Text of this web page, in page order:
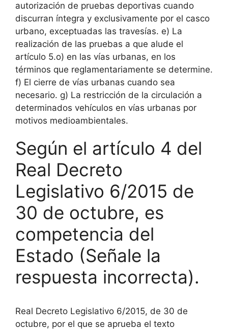
autorización de pruebas deportivas cuando
discurran íntegra y exclusivamente por el casco
urbano, exceptuadas las travesías. e) La
realización de las pruebas a que alude el
artículo 5.o) en las vías urbanas, en los
términos que reglamentariamente se determine.
f) El cierre de vías urbanas cuando sea
necesario. g) La restricción de la circulación a
determinados vehículos en vías urbanas por
motivos medioambientales.
Según el artículo 4 del
Real Decreto
Legislativo 6/2015 de
30 de octubre, es
competencia del
Estado (Señale la
respuesta incorrecta).
Real Decreto Legislativo 6/2015, de 30 de
octubre, por el que se aprueba el texto